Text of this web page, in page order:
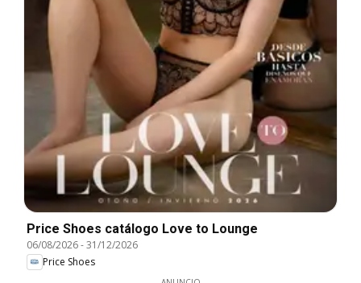
Price Shoes catálogo Love to Lounge
06/08/2026-31/12/2026
Price Shoes